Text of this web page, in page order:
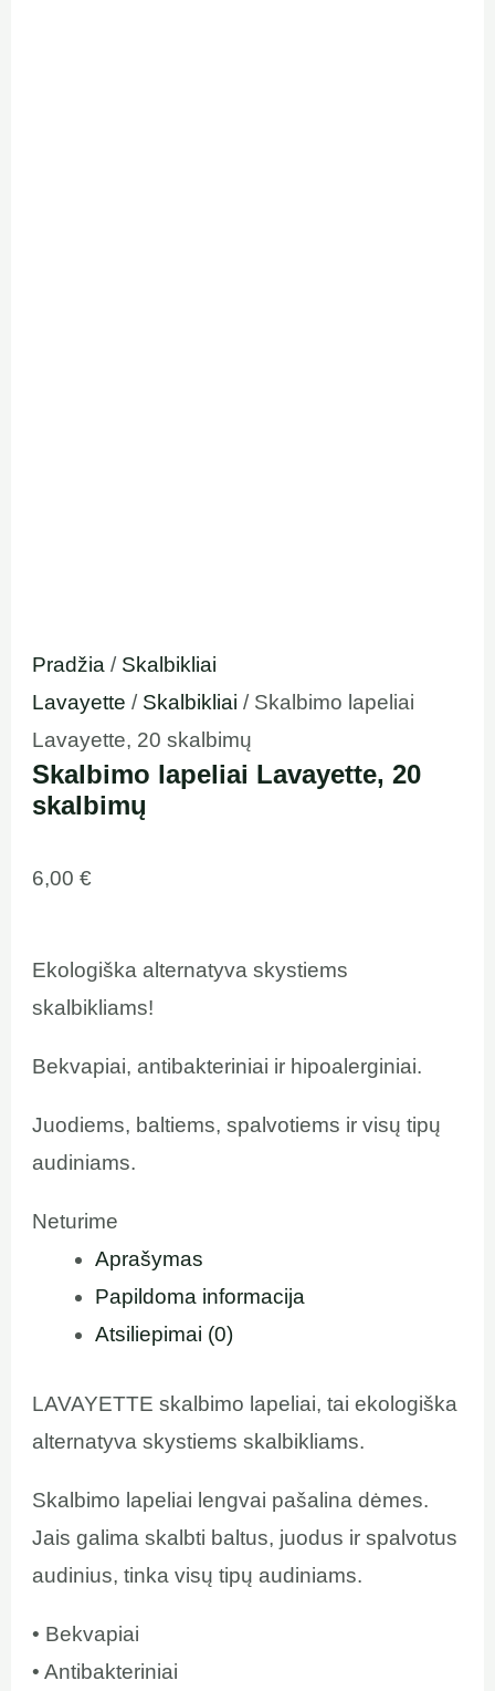
Pradžia / Skalbikliai
Lavayette / Skalbikliai / Skalbimo lapeliai
Lavayette, 20 skalbimų
Skalbimo lapeliai Lavayette, 20
skalbimų
6,00€
Ekologiška alternatyva skystiems
skalbikliams!
Bekvapiai, antibakteriniai ir hipoalerginiai.
Juodiems, baltiems, spalvotiems ir visų tipų
audiniams.
Neturime
Aprašymas
Papildoma informacija
Atsiliepimai (0)
LAVAYETTE skalbimo lapeliai, tai ekologiška
alternatyva skystiems skalbikliams.
Skalbimo lapeliai lengvai pašalina dėmes.
Jais galima skalbti baltus, juodus ir spalvotus
audinius, tinka visų tipų audiniams.
• Bekvapiai
• Antibakteriniai